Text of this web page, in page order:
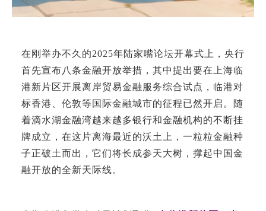
在刚举办不久的2025年陆家嘴论坛开幕式上，央行
首先宣布八条金融开放举措，其中提出要在上海临
港新片区开展离岸贸易金融服务综合试点，临港对
标香港、伦敦等国际金融城市的征程已然开启。随
着滴水湖金融湾越来越多银行和金融机构的不断挂
牌成立，在这片离海最近的沃土上，一粒粒金融种
子正破土而出，它们将长成参天大树，撑起中国金
融开放的全新天际线。